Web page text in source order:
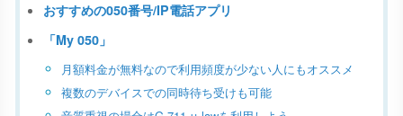
おすすめの050番号/IP電話アプリ
「My 050」
月額料金が無料なので利用頻度が少ない人にもオススメ
複数のデバイスでの同時待ち受けも可能